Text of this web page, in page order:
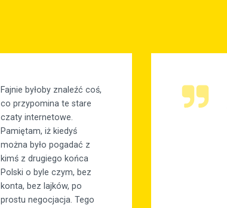
Fajnie byłoby znaleźć coś,
co przypomina te stare
czaty internetowe.
Pamiętam, iż kiedyś
można było pogadać z
kimś z drugiego końca
Polski o byle czym, bez
konta, bez lajków, po
prostu negocjacja. Tego